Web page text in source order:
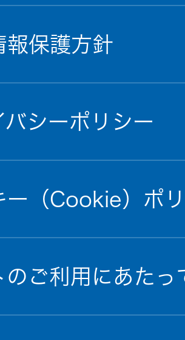
報保護方針
バシーポリシー
ー（Cookie）ポ
のご利用にあたっ